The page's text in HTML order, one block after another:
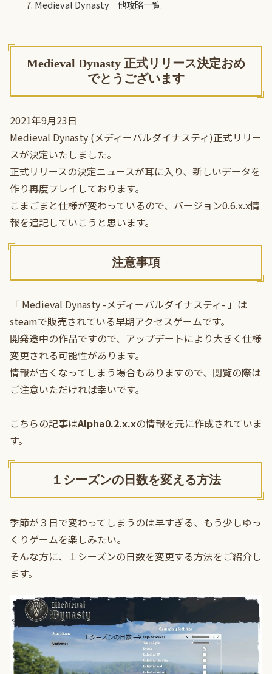
Medieval Dynasty 他攻略一覧
Medieval Dynasty 正式リリース決定おめ
でとうございます
2021年9月23日
Medieval Dynasty (メディーバルダイナスティ)正式リリー
スが決定いたしました。
正式リリースの決定ニュースが耳に入り、新しいデータを
作り再度プレイしております。
こまごまと仕様が変わっているので、バージョン0.6.x.x情
報を追記していこうと思います。
注意事項
「 Medieval Dynasty -メディーバルダイナスティ- 」は
steamで販売されている早期アクセスゲームです。
開発途中の作品ですので、アップデートにより大きく仕様
変更される可能性があります。
情報が古くなってしまう場合もありますので、閲覧の際は
ご注意いただければ幸いです。
こちらの記事はAlpha0.2.x.xの情報を元に作成されていま
す。
１シーズンの日数を変える方法
季節が３日で変わってしまうのは早すぎる、もう少しゆっ
くりゲームを楽しみたい。
そんな方に、１シーズンの日数を変更する方法をご紹介し
ます。